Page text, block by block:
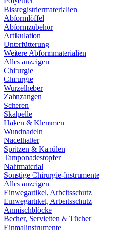
Bissregistriermaterialien
Abformlöffel
Abformzubehör
Artikulation
Unterfütterung
Weitere Abformmaterialien
Alles anzeigen
Chirurgie
Chirurgie
Wurzelheber
Zahnzangen
Scheren
Skalpelle
Haken & Klemmen
Wundnadeln
Nadelhalter
Spritzen & Kanülen
Tamponadestopfer
Nahtmaterial
Sonstige Chirurgie-Instrumente
Alles anzeigen
Einwegartikel, Arbeitsschutz
Einwegartikel, Arbeitsschutz
Anmischblöcke
Becher, Servietten & Tücher
Einmalinstrumente